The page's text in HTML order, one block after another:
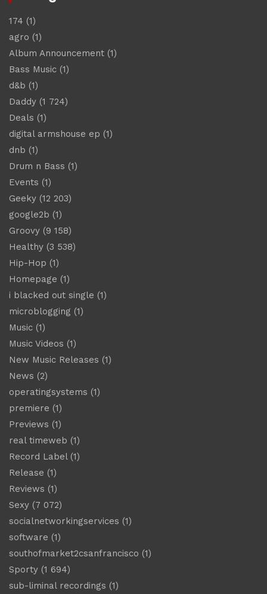
174 (1)
agro (1)
Album Announcement (1)
Bass Music (1)
d&b (1)
Daddy (1 724)
Deals (1)
digital armshouse ep (1)
dnb (1)
Drum n Bass (1)
Events (1)
Geeky (12 203)
google2b (1)
Groovy (9 158)
Healthy (3 538)
Hip-Hop (1)
Homepage (1)
i blacked out single (1)
microblogging (1)
Music (1)
Music Videos (1)
New Music Releases (1)
News (2)
operatingsystems (1)
premiere (1)
Previews (1)
real timeweb (1)
Record Label (1)
Release (1)
Reviews (1)
Sexy (7 072)
socialnetworkingservices (1)
software (1)
southofmarket2csanfrancisco (1)
Sporty (1 694)
sub-liminal recordings (1)